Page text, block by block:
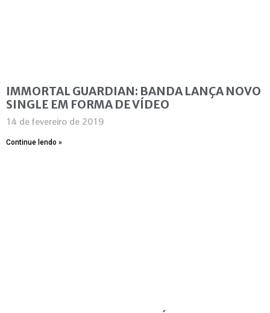
IMMORTAL GUARDIAN: BANDA LANÇA NOVO
SINGLE EM FORMA DE VÍDEO
14 de fevereiro de 2019
Continue lendo »